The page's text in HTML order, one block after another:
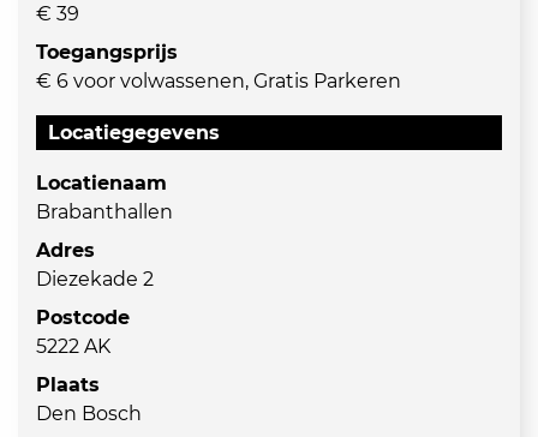
€ 39
Toegangsprijs
€ 6 voor volwassenen, Gratis Parkeren
Locatiegegevens
Locatienaam
Brabanthallen
Adres
Diezekade 2
Postcode
5222 AK
Plaats
Den Bosch